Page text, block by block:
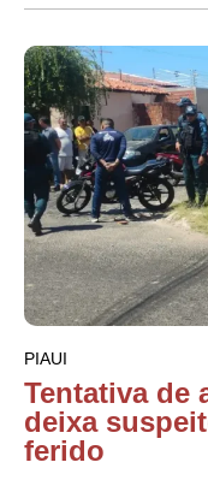
PIAUI
Tentativa de
deixa
ferido